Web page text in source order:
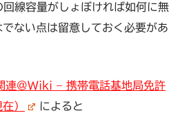
線容量がしょぼければ如何に無
ない点は留意しておく必要があ
連@Wiki – 携帯電話基地局免許
）
によると